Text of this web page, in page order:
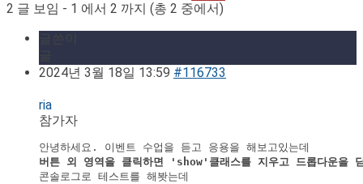
2 글 보임 - 1 에서 2 까지 (총 2 중에서)
2024년 3월 18일 13:59 #116733
ria
참가자
버튼 외 영역을 클릭하면 'show'클래스를 지우고 드롭다운을
콘솔로그로 테스트를 해봣는데